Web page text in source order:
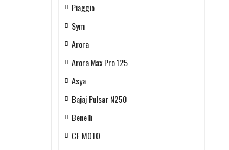
Piaggio
Sym
Arora
Arora Max Pro 125
Asya
Bajaj Pulsar N250
Benelli
CF MOTO